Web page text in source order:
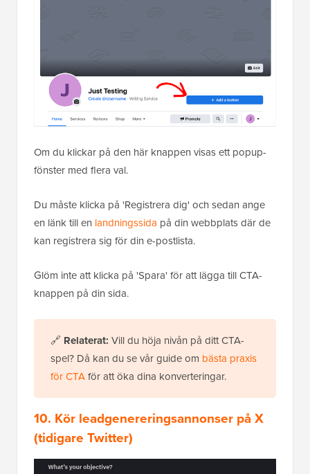
Om du klickar på den här knappen visas ett popup-
fönster med flera val.
Du måste klicka på 'Registrera dig' och sedan ange
en länk till en landningssida på din webbplats där de
kan registrera sig för din e-postlista.
Glöm inte att klicka på 'Spara' för att lägga till CTA-
knappen på din sida.
🔗 Relaterat: Vill du höja nivån på ditt CTA-
spel? Då kan du se vår guide om bästa praxis
för CTAför att öka dina konverteringar.
10. Kör leadgenereringsannonser på X
(tidigare Twitter)